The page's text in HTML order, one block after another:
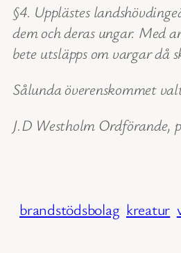
§4. Upplästes
dem och deras ungar. Med
bete utsläpps om vargar då
Sålunda överenskommet
J.D Westholm Ordförande,
brandstödsbolag kreatur